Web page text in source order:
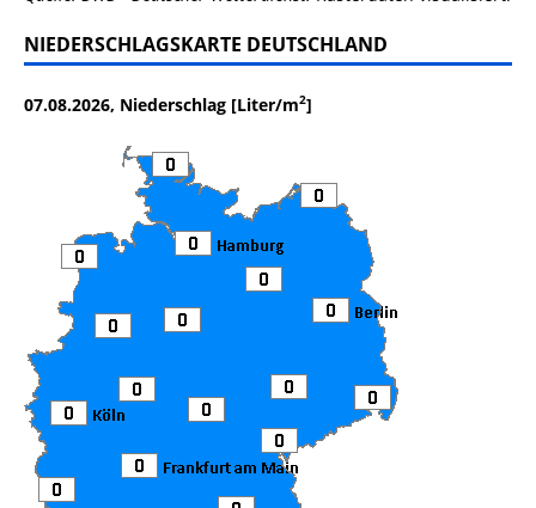
NIEDERSCHLAGSKARTE DEUTSCHLAND
07.08.2026, Niederschlag [Liter/m2]